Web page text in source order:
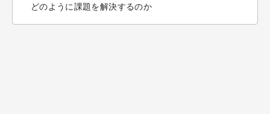
どのように課題を解決するのか